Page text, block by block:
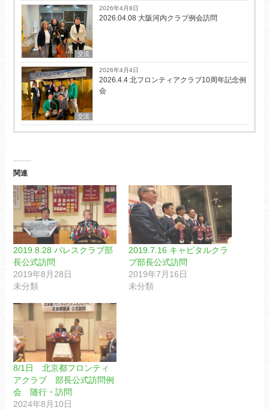
交流
2026年4月8日
2026.04.08 大阪河内クラブ例会訪問
交流
2026年4月4日
2026.4.4 北フロンティアクラブ10周年記念例
会
関連
2019.8.28 パレスクラブ部
長公式訪問
2019年8月28日
未分類
2019.7.16 キャピタルクラ
ブ部長公式訪問
2019年7月16日
未分類
8/1日 北京都フロンティ
アクラブ 部長公式訪問例
会 随行・訪問
2024年8月10日